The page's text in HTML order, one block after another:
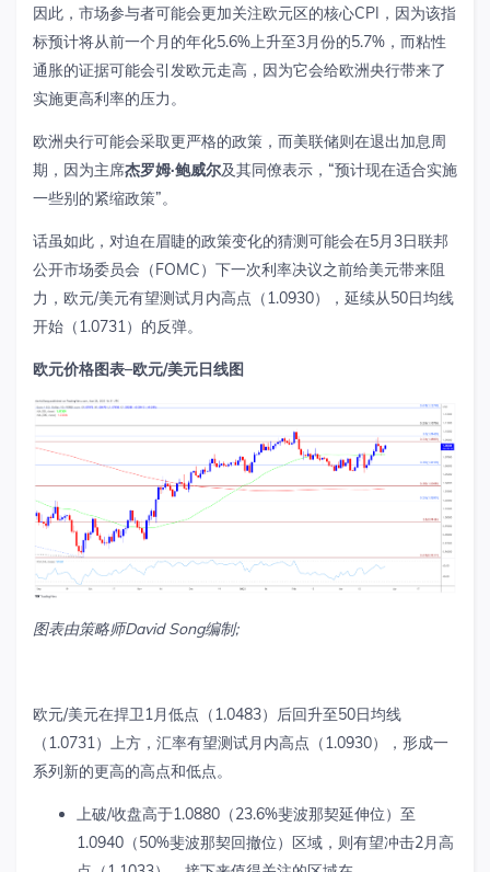
因此，市场参与者可能会更加关注欧元区的核心CPI ，因为该指
标预计将从前一个月的年化5.6%上升至3月份的5.7% ，而粘性
通胀的证据可能会引发欧元走高，因为它会给欧洲央行带来了
实施更高利率的压力。
欧洲央行可能会采取更严格的政策，而美联储则在退出加息周
期，因为主席杰罗姆·鲍威尔及其同僚表示， “预计现在适合实施
一些别的紧缩政策”。
话虽如此，对迫在眉睫的政策变化的猜测可能会在5月 3日联邦
公开市场委员会（FOMC）下一次利率决议之前给美元带来阻
力，欧元/美元有望测试月内高点（1.0930），延续从50日均线
开始（1.0731）的反弹。
欧元价格图表–欧元/美元日线图
图表由策略师David Song编制;
欧元/美元在捍卫1月低点（1.0483）后回升至50日均线
（1.0731）上方，汇率有望测试月内高点（1.0930），形成一
系列新的更高的高点和低点。
上破/收盘高于1.0880 （23.6%斐波那契延伸位）至
1.0940 （50%斐波那契回撤位）区域，则有望冲击2月高